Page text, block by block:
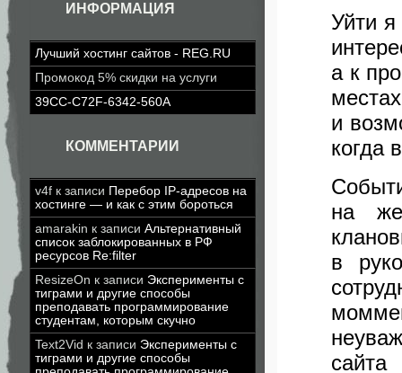
ИНФОРМАЦИЯ
Лучший хостинг сайтов - REG.RU
Промокод 5% скидки на услуги
39CC-C72F-6342-560A
КОММЕНТАРИИ
v4f к записи Перебор IP-адресов на
хостинге — и как с этим бороться
amarakin к записи Альтернативный
список заблокированных в РФ
ресурсов Re:filter
ResizeOn к записи Эксперименты с
тиграми и другие способы
преподавать программирование
студентам, которым скучно
Text2Vid к записи Эксперименты с
тиграми и другие способы
Уйти
а к
местах
и
когда
на
в
сайта